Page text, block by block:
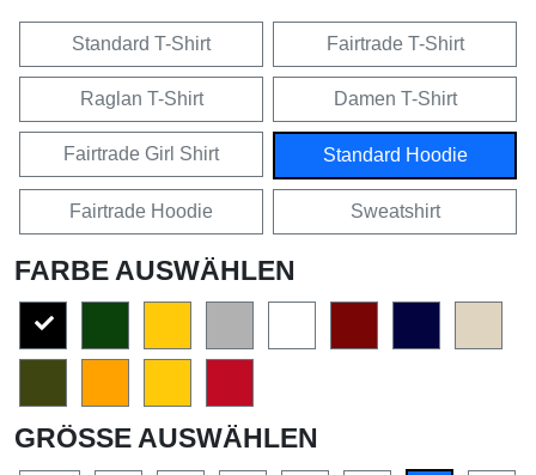
Standard T-Shirt Fairtrade T-Shirt
Raglan T-Shirt Damen T-Shirt
Fairtrade Girl Shirt Standard Hoodie
Fairtrade Hoodie Sweatshirt
FARBE AUSWÄHLEN
GRÖSSE AUSWÄHLEN